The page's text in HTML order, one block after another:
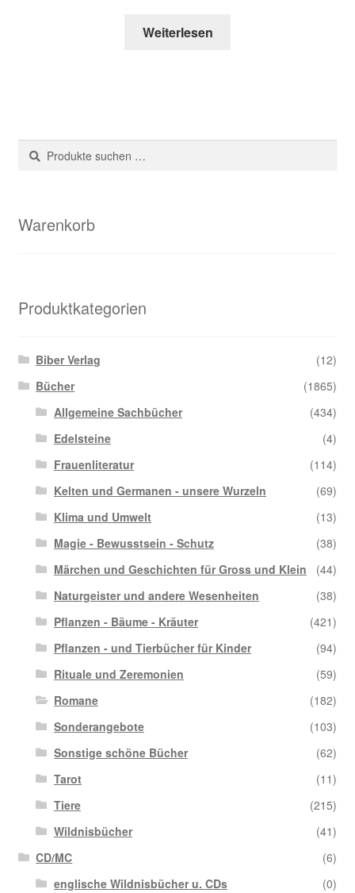
Weiterlesen
Suche
nach:
Suchen
Warenkorb
Produktkategorien
Biber Verlag
(12)
Bücher
(1865)
Allgemeine Sachbücher
(434)
Edelsteine
(4)
Frauenliteratur
(114)
Kelten und Germanen - unsere Wurzeln
(69)
Klima und Umwelt
(13)
Magie - Bewusstsein - Schutz
(38)
Märchen und Geschichten für Gross und Klein
(44)
Naturgeister und andere Wesenheiten
(38)
Pflanzen - Bäume - Kräuter
(421)
Pflanzen - und Tierbücher für Kinder
(94)
Rituale und Zeremonien
(59)
Romane
(182)
Sonderangebote
(103)
Sonstige schöne Bücher
(62)
Tarot
(11)
Tiere
(215)
Wildnisbücher
(41)
CD/MC
(6)
englische Wildnisbücher u. CDs
(0)